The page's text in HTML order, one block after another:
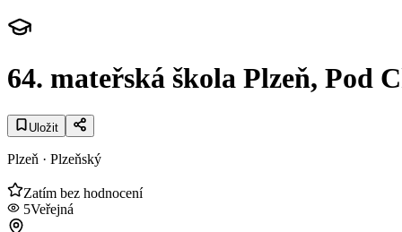
64. mateřská škola Plzeň, Pod
Uložit
Plzeň · Plzeňský
Zatím bez hodnocení
5Veřejná